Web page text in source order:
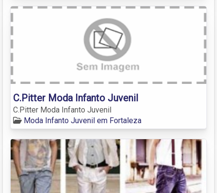
C.Pitter Moda Infanto Juvenil
C.Pitter Moda Infanto Juvenil
Moda Infanto Juvenil em Fortaleza